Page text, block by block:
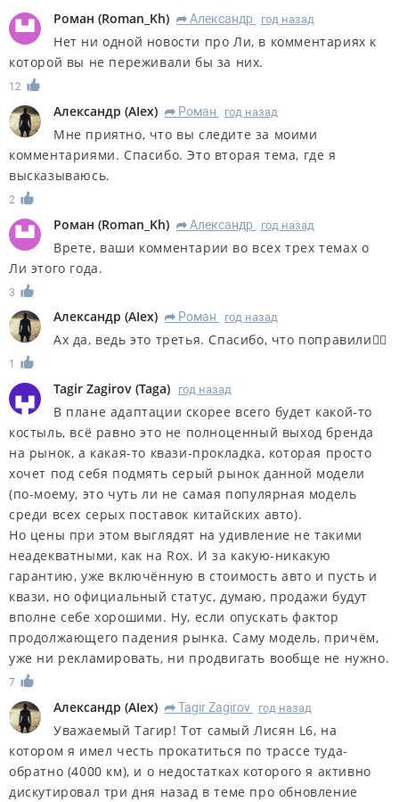
Роман (Roman_Kh) R Александр год назад
Нет ни одной новости про Ли, в комментариях к
которой вы не переживали бы за них.
12
Александр (AIex) R Роман год назад
Мне приятно, что вы следите за моими
комментариями. Спасибо. Это вторая тема, где я
высказываюсь.
2
Роман (Roman_Kh) R Александр год назад
Врете, ваши комментарии во всех трех темах о
Ли этого года.
3
Александр (AIex) R Роман год назад
Ах да, ведь это третья. Спасибо, что поправили👍🏻
1
Tagir Zagirov (Taga) год назад
В плане адаптации скорее всего будет какой-то
костыль, всё равно это не полноценный выход бренда
на рынок, а какая-то квази-прокладка, которая просто
хочет под себя подмять серый рынок данной модели
(по-моему, это чуть ли не самая популярная модель
среди всех серых поставок китайских авто).
Но цены при этом выглядят на удивление не такими
неадекватными, как на Rox. И за какую-никакую
гарантию, уже включённую в стоимость авто и пусть и
квази, но официальный статус, думаю, продажи будут
вполне себе хорошими. Ну, если опускать фактор
продолжающего падения рынка. Саму модель, причём,
уже ни рекламировать, ни продвигать вообще не нужно.
7
Александр (AIex) R Tagir Zagirov год назад
Уважаемый Тагир! Тот самый Лисян L6, на
котором я имел честь прокатиться по трассе туда-
обратно (4000 км), и о недостатках которого я активно
дискутировал три дня назад в теме про обновление